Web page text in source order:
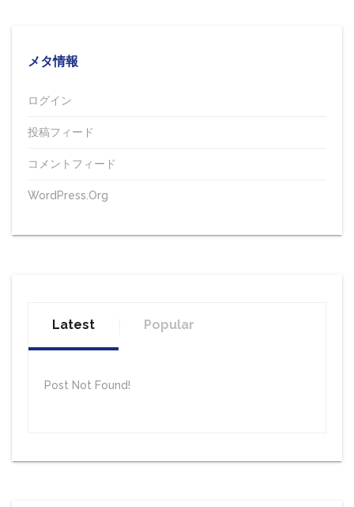
メタ情報
ログイン
投稿フィード
コメントフィード
WordPress.org
Latest Popular
Post Not Found!